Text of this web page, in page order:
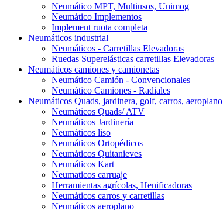
Neumático MPT, Multiusos, Unimog
Neumático Implementos
Implement ruota completa
Neumáticos industrial
Neumáticos - Carretillas Elevadoras
Ruedas Superelásticas carretillas Elevadoras
Neumáticos camiones y camionetas
Neumático Camión - Convencionales
Neumático Camiones - Radiales
Neumáticos Quads, jardinera, golf, carros, aeroplano
Neumáticos Quads/ ATV
Neumáticos Jardinería
Neumáticos liso
Neumáticos Ortopédicos
Neumáticos Quitanieves
Neumáticos Kart
Neumaticos carruaje
Herramientas agrícolas, Henificadoras
Neumáticos carros y carretillas
Neumáticos aeroplano